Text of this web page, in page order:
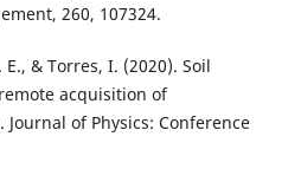
260, 107324.
& Torres, I. (2020). Soil
acquisition of
of Physics: Conference